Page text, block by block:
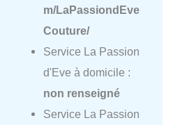
m/LaPassiondEve
Couture/
Service La Passion
d'Eve à domicile :
non renseigné
Service La Passion